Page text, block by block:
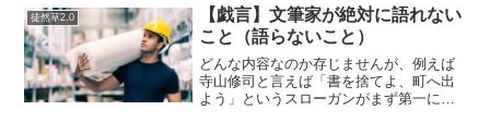
ツ」のことです。ＩＴエンジニアでもふ
つーにウィジウィ...
徒然草2.0
【戯言】文筆家が絶対に語れない
こと（語らないこと）
どんな内容なのか存じませんが、例えば
寺山修司と言えば「書を捨てよ、町へ出
よう」というスローガンがまず第一に思